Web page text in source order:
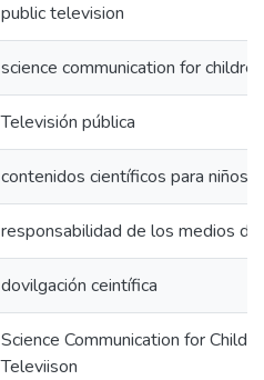
public television
science communication for children
Televisión pública
contenidos científicos para niños
responsabilidad de los medios de
dovilgación ceintífica
Science Communication for
Televiison